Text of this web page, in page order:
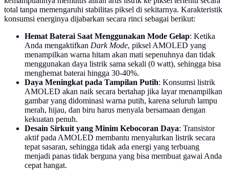
total tanpa memengaruhi stabilitas piksel di sekitarnya. Karakteristik
konsumsi energinya dijabarkan secara rinci sebagai berikut:
Hemat Baterai Saat Menggunakan Mode Gelap: Ketika
Anda mengaktifkan Dark Mode, piksel AMOLED yang
menampilkan warna hitam akan mati sepenuhnya dan tidak
menggunakan daya listrik sama sekali (0 watt), sehingga bisa
menghemat baterai hingga 30-40%.
Daya Meningkat pada Tampilan Putih: Konsumsi listrik
AMOLED akan naik secara bertahap jika layar menampilkan
gambar yang didominasi warna putih, karena seluruh lampu
merah, hijau, dan biru harus menyala bersamaan dengan
kekuatan penuh.
Desain Sirkuit yang Minim Kebocoran Daya: Transistor
aktif pada AMOLED membantu menyalurkan listrik secara
tepat sasaran, sehingga tidak ada energi yang terbuang
menjadi panas tidak berguna yang bisa membuat gawai Anda
cepat hangat.